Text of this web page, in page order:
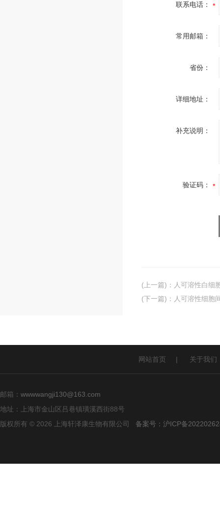
联系电话：
常用邮箱：
省份：
详细地址：
补充说明：
验证码：
(上一篇) ： 人可溶性白细
(下一篇) ： 人可溶性细胞
网站首页 | 关于我们
邮箱： wwwwangji130@163.com
地址：上海市金山区吕巷镇璜溪西街88号
版权所有 © 2026 上海轩泽康生物有限公司 备案号：沪ICP备